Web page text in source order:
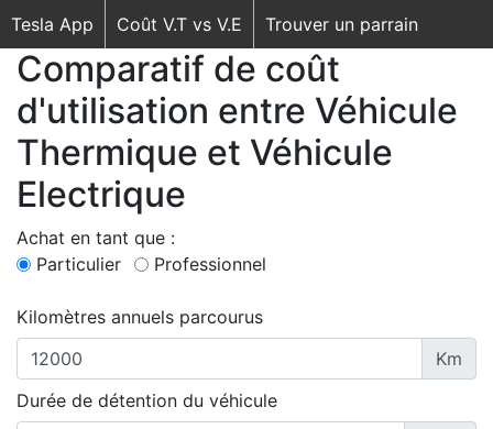
Tesla App Coût V.T vs V.E Trouver un parrain
Comparatif de coût
d'utilisation entre Véhicule
Thermique et Véhicule
Electrique
Achat en tant que :
Particulier
Professionnel
Kilomètres annuels parcourus
Km
Durée de détention du véhicule